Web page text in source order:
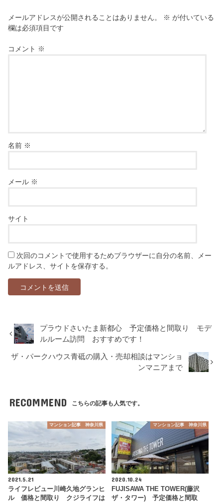
メールアドレスが公開されることはありません。 ※ が付いている
欄は必須項目です
コメント ※
名前 ※
メール ※
サイト
次回のコメントで使用するためブラウザーに自分の名前、メー
ルアドレス、サイトを保存する。
プラウドさいたま新都心 予定価格と間取り モデ
ルルーム訪問 おすすめです！
ザ・パークハウス青砥の購入・売却相談はマンショ
ンマニアまで
RECOMMEND こちらの記事も人気です。
マンション記事 神奈川県
2021.5.21
ライフレビュー川崎久地グランヒ
ル 価格と間取り クジライフは
マンション記事 神奈川県
2020.10.24
FUJISAWA THE TOWER(藤沢
ザ・タワー) 予定価格と間取